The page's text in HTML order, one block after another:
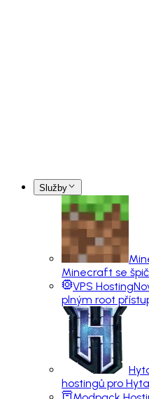
Služby
Minecraft se
VPS Hosting
plným root
hostingů pro